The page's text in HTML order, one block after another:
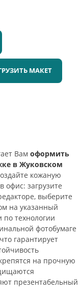
МАКЕТ
Вам оформить
в Жуковском
кожаную
офис: загрузите
выберите
на указанный
технологии
фотобумаге
гарантирует
на прочную
презентабельный